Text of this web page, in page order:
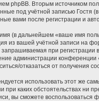
phpBB. Вторым источником
под учётной записью
вами после регистрации и
(в дальнейшем «ваше имя
вашей учётной записи на
при
администрации
отказаться от
использовать этот же
каких обстоятельствах ни
вы сможете